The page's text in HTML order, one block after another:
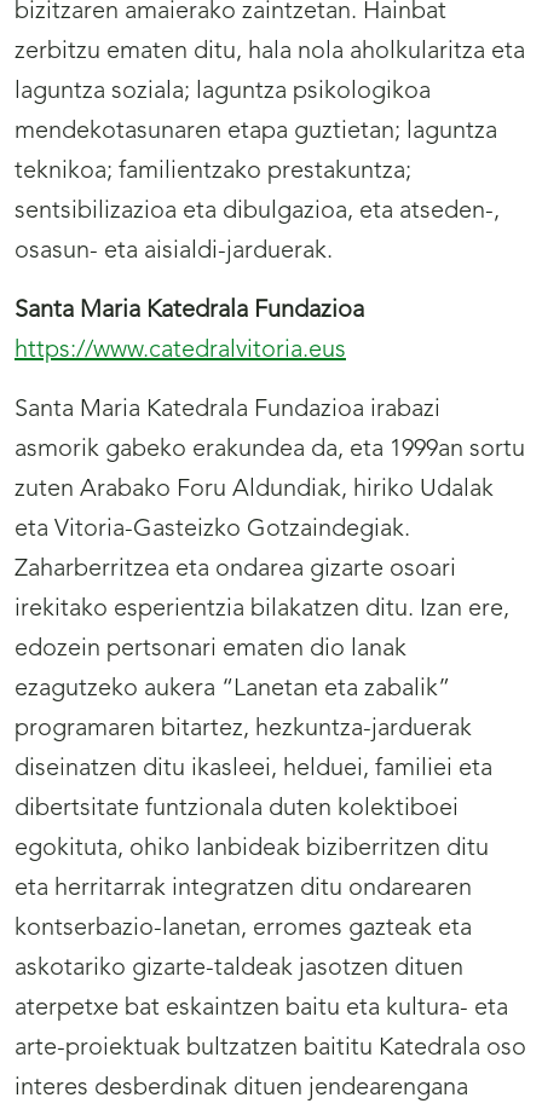
bizitzaren amaierako zaintzetan. Hainbat
zerbitzu ematen ditu, hala nola aholkularitza eta
laguntza soziala; laguntza psikologikoa
mendekotasunaren etapa guztietan; laguntza
teknikoa; familientzako prestakuntza;
sentsibilizazioa eta dibulgazioa, eta atseden-,
osasun- eta aisialdi-jarduerak.
Santa Maria Katedrala Fundazioa
https://www.catedralvitoria.eus
Santa Maria Katedrala Fundazioa irabazi
asmorik gabeko erakundea da, eta 1999an sortu
zuten Arabako Foru Aldundiak, hiriko Udalak
eta Vitoria-Gasteizko Gotzaindegiak.
Zaharberritzea eta ondarea gizarte osoari
irekitako esperientzia bilakatzen ditu. Izan ere,
edozein pertsonari ematen dio lanak
ezagutzeko aukera “Lanetan eta zabalik”
programaren bitartez, hezkuntza-jarduerak
diseinatzen ditu ikasleei, helduei, familiei eta
dibertsitate funtzionala duten kolektiboei
egokituta, ohiko lanbideak biziberritzen ditu
eta herritarrak integratzen ditu ondarearen
kontserbazio-lanetan, erromes gazteak eta
askotariko gizarte-taldeak jasotzen dituen
aterpetxe bat eskaintzen baitu eta kultura- eta
arte-proiektuak bultzatzen baititu Katedrala oso
interes desberdinak dituen jendearengana